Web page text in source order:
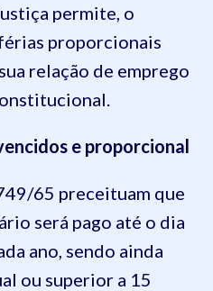
permite, o
proporcionais
relação de emprego
e proporcional
65 preceituam que
será pago até o dia
ano, sendo ainda
ou superior a 15